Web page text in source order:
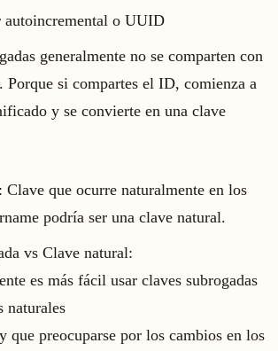
autoincremental o UUID
generalmente no se comparten con
Porque si compartes el ID, comienza a
y se convierte en una clave
Clave que ocurre naturalmente en los
podría ser una clave natural.
vs Clave natural:
es más fácil usar claves subrogadas
naturales
que preocuparse por los cambios en los